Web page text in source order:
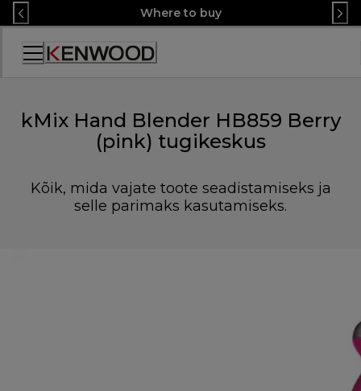
Skip
to
Content
Where to buy
Accessibility
kMix Hand Blender HB859 Berry
(pink) tugikeskus
Kõik, mida vajate toote seadistamiseks ja
selle parimaks kasutamiseks.